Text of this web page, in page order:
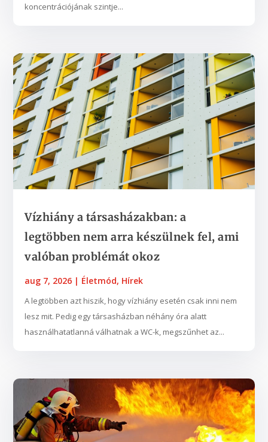
koncentrációjának szintje...
Vízhiány a társasházakban: a
legtöbben nem arra készülnek fel, ami
valóban problémát okoz
aug 7, 2026 | Életmód, Hírek
A legtöbben azt hiszik, hogy vízhiány esetén csak inni nem
lesz mit. Pedig egy társasházban néhány óra alatt
használhatatlanná válhatnak a WC-k, megszűnhet az...